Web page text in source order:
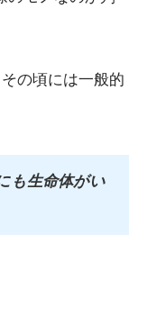
の頃には一般的
も生命体がい